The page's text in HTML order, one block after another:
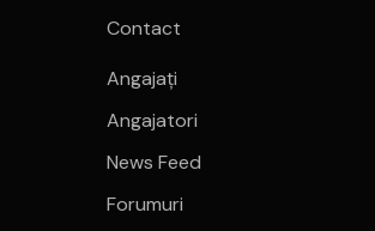
Contact
Angajați
Angajatori
News Feed
Forumuri